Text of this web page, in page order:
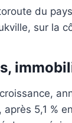
du
sur la
après 5,1 %